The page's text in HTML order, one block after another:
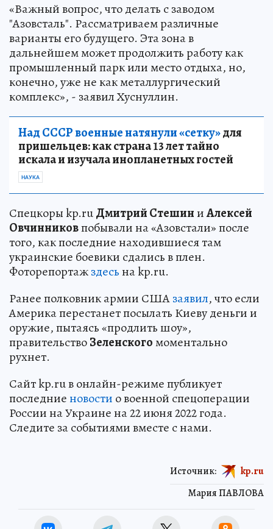
«Важный вопрос, что делать с заводом
"Азовсталь". Рассматриваем различные
варианты его будущего. Эта зона в
дальнейшем может продолжить работу как
промышленный парк или место отдыха, но,
конечно, уже не как металлургический
комплекс», - заявил Хуснуллин.
Над СССР военные натянули «сетку»для
пришельцев: как страна 13 лет тайно
искала и изучала инопланетных гостей
НАУКА
Спецкоры kp.ruДмитрий СтешиниАлексей
Овчинниковпобывали на «Азовстали» после
того, как последние находившиеся там
украинские боевики сдались в плен.
Фоторепортажздесьна kp.ru.
Ранее полковник армии СШАзаявил, что если
Америка перестанет посылать Киеву деньги и
оружие, пытаясь «продлить шоу»,
правительствоЗеленскогомоментально
рухнет.
Сайт kp.ru в онлайн-режиме публикует
последниеновости о военной спецоперации
России на Украине на 22 июня 2022 года.
Следите за событиями вместе с нами.
Мария ПАВЛОВА
Источник: kp.ru